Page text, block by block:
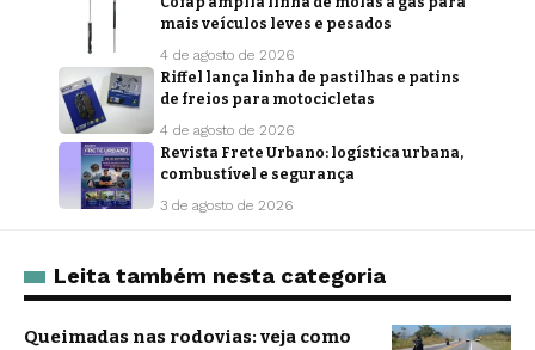
mais veículos leves e pesados
4 de agosto de 2026
Riffel lança linha de pastilhas e patins
de freios para motocicletas
4 de agosto de 2026
Revista Frete Urbano: logística urbana,
combustível e segurança
3 de agosto de 2026
Leita também nesta categoria
Queimadas nas rodovias: veja como